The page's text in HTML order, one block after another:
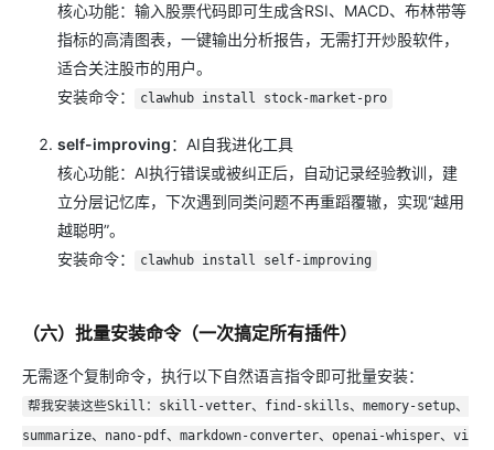
核心功能：输入股票代码即可生成含RSI、MACD、布林带等
指标的高清图表，一键输出分析报告，无需打开炒股软件，
适合关注股市的用户。
安装命令：
clawhub install stock-market-pro
self-improving：AI自我进化工具
核心功能：AI执行错误或被纠正后，自动记录经验教训，建
立分层记忆库，下次遇到同类问题不再重蹈覆辙，实现“越用
越聪明”。
安装命令：
clawhub install self-improving
（六）批量安装命令（一次搞定所有插件）
无需逐个复制命令，执行以下自然语言指令即可批量安装：
帮我安装这些Skill：skill-vetter、find-skills、memory-setup、
summarize、nano-pdf、markdown-converter、openai-whisper、vi